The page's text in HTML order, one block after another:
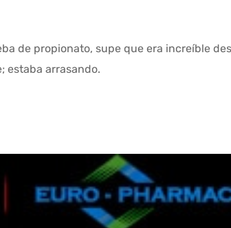
de propionato, supe que era increíble
estaba arrasando.